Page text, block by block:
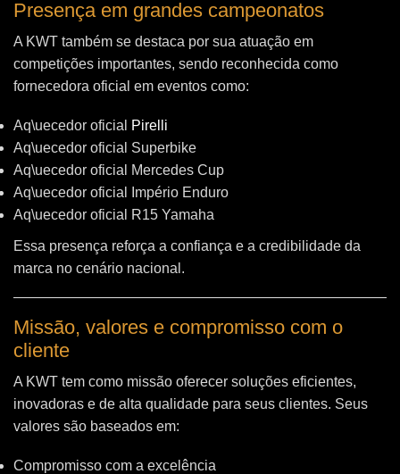
Presença em grandes campeonatos
A KWT também se destaca por sua atuação em
competições importantes, sendo reconhecida como
fornecedora oficial em eventos como:
Aq\uecedor oficial
Pirelli
Aq\uecedor oficial Superbike
Aq\uecedor oficial Mercedes Cup
Aq\uecedor oficial Império Enduro
Aq\uecedor oficial R15 Yamaha
Essa presença reforça a confiança e a credibilidade da
marca no cenário nacional.
Missão, valores e compromisso com o
cliente
A KWT tem como missão oferecer soluções eficientes,
inovadoras e de alta qualidade para seus clientes. Seus
valores são baseados em:
Compromisso com a excelência